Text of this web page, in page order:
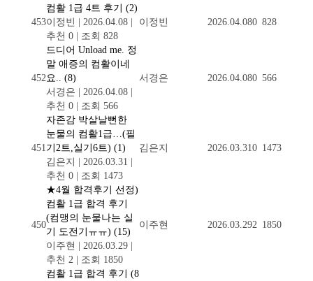
453
컴활 1급 4트 후기 (2)
이정빈 | 2026.04.08 |
추천 0 | 조회 828
이정빈 2026.04.080 828
452
드디어 Unload me. 정
말 애증의 컴활이네
요.. (8)
서경은 | 2026.04.08 |
추천 0 | 조회 566
서경은 2026.04.080 566
451
자존감 박살날뻔한
눈물의 컴활1급…(필
기2트,실기6트) (1)
김은지 | 2026.03.31 |
추천 0 | 조회 1473
김은지 2026.03.310 1473
450
★4월 합격후기 선정)
컴활 1급 합격 후기
(컴맹의 눈물나는 실
기 도전기ㅠㅠ) (15)
이주현 | 2026.03.29 |
추천 2 | 조회 1850
이주현 2026.03.292 1850
컴활 1급 합격 후기 (8